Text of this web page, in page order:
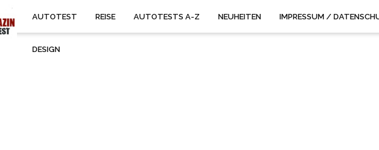
AUTOTEST REISE AUTOTESTS A-Z NEUHEITEN IMPRESSUM /
DESIGN